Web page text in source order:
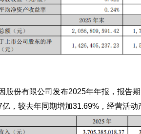
股份有限公司发布2025年年报，报告
，较去年同期增加31.69%，经营活